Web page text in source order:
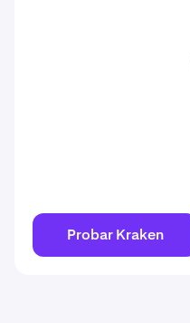
Probar Kraken